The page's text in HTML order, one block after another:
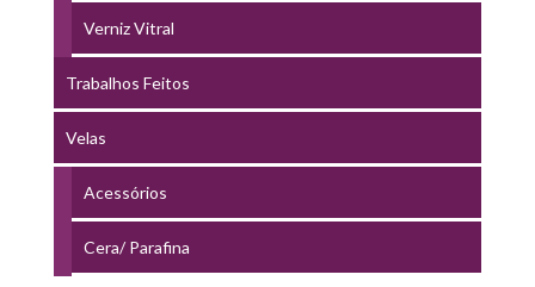
Verniz Vitral
Trabalhos Feitos
Velas
Acessórios
Cera/ Parafina